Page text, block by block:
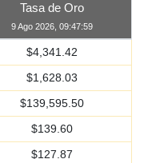
Tasa de Oro
9 Ago 2026, 09:47:59
$4,341.42
$1,628.03
$139,595.50
$139.60
$127.87